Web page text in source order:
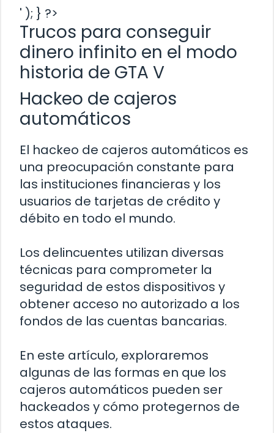
' ); } ?>
Trucos para conseguir
dinero infinito en el modo
historia de GTA V
Hackeo de cajeros
automáticos
El hackeo de cajeros automáticos es
una preocupación constante para
las instituciones financieras y los
usuarios de tarjetas de crédito y
débito en todo el mundo.
Los delincuentes utilizan diversas
técnicas para comprometer la
seguridad de estos dispositivos y
obtener acceso no autorizado a los
fondos de las cuentas bancarias.
En este artículo, exploraremos
algunas de las formas en que los
cajeros automáticos pueden ser
hackeados y cómo protegernos de
estos ataques.